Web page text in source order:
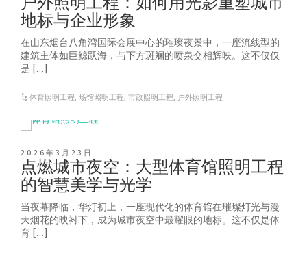
地标与企业形象
在山东烟台八角湾国际会展中心的璀璨夜景中，一座流线型的
建筑主体如巨鲸跃海，与下方斑斓的喷泉交相辉映。这不仅仅
是 […]
体育照明工程,场馆照明工程,市政照明工程, 户外照明工程
2026年3月23日
点燃城市夜空：大型体育馆照明工程
的智慧美学与光学
当夜幕降临，华灯初上，一座现代化的体育馆在璀璨灯光与漫
天烟花的映衬下，成为城市夜空中最耀眼的地标。这不仅是体
育 […]